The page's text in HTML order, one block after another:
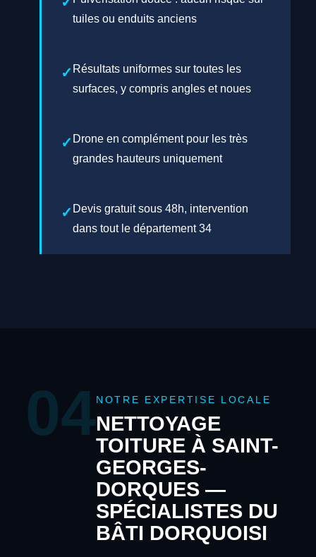
tuiles ou enduits anciens
Résultats uniformes sur toutes les
surfaces, y compris angles et noues
Drone en complément pour les très
grandes hauteurs uniquement
Devis gratuit sous 48h, intervention
dans tout le département 34
04NOTRE EXPERTISE LOCALE
NETTOYAGE
TOITURE À SAINT-
GEORGES-
DORQUES —
SPÉCIALISTES DU
BÂTI DORQUOISI